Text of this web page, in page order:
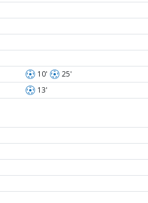
10' 25'
13'